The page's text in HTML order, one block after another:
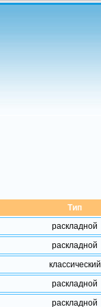
Тип
раскладной
раскладной
классический
раскладной
раскладной